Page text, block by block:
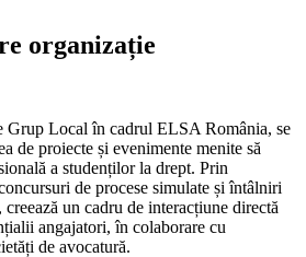
organizație
Grup Local în cadrul ELSA România, se
de proiecte și evenimente menite să
a studenților la drept. Prin
de procese simulate și întâlniri
un cadru de interacțiune directă
angajatori, în colaborare cu
de avocatură.